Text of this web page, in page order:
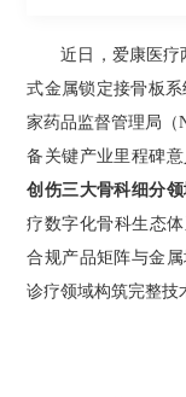
近日，爱康医
式金属锁定接骨板
家药品监督管理局（
备关键产业里程碑
创伤三大骨科细分
疗数字化骨科生态
合规产品矩阵与金
诊疗领域构筑完整技